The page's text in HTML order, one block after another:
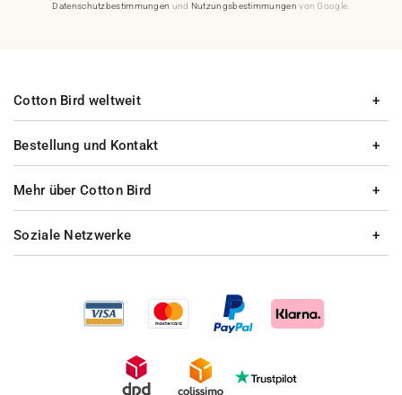
Datenschutzbestimmungen und Nutzungsbestimmungen von Google.
Bestellung und Kontakt
Mehr über Cotton Bird
Cotton Bird weltweit
Soziale Netzwerke